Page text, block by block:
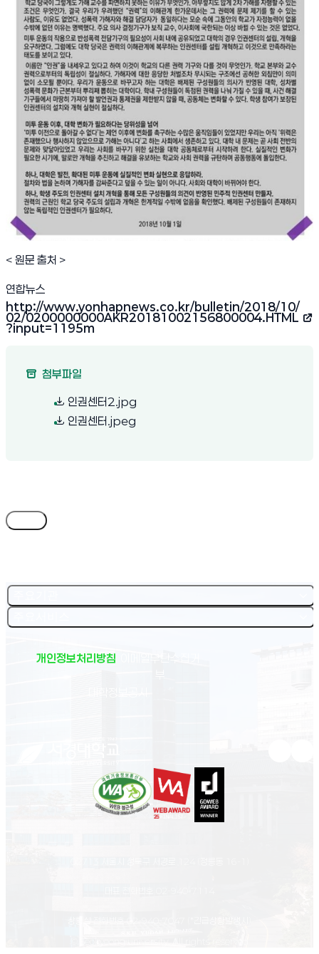
< 원문 출처 >
연합뉴스
http://www.yonhapnews.co.kr/bulletin/2018/10/
02/0200000000AKR20181002156800004.HTML
?input=1195m
(새 창 열림)
첨부파일
인권센터2.jpg
인권센터.jpeg
개인정보처리방침